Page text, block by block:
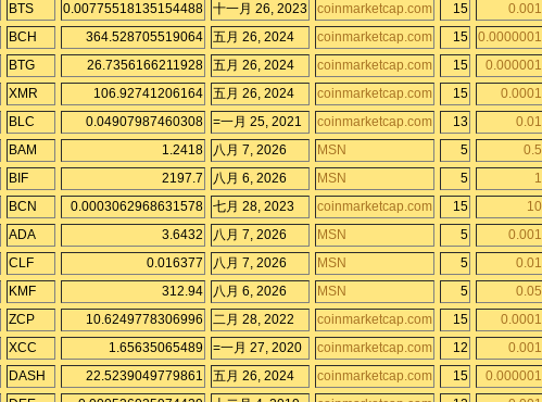
BTS 0.00775518135154488 十一月 26, 2023 coinmarketcap.com 15
0.001
BCH 364.528705519064 五月 26, 2024 coinmarketcap.com 15
0.0000001
BTG 26.7356166211928 五月 26, 2024 coinmarketcap.com 15
0.000001
XMR 106.92741206164 五月 26, 2024 coinmarketcap.com 15
0.0001
BLC 0.04907987460308 =一月 25, 2021 coinmarketcap.com 13
0.01
BAM 1.2418 八月 7, 2026 MSN 5
0.5
BIF 2197.7 八月 6, 2026 MSN 5
1
BCN 0.0003062968631578 七月 28, 2023 coinmarketcap.com 15
10
ADA 3.6432 八月 7, 2026 MSN 5
0.001
CLF 0.016377 八月 7, 2026 MSN 5
0.01
KMF 312.94 八月 6, 2026 MSN 5
0.05
ZCP 10.6249778306996 二月 28, 2022 coinmarketcap.com 15
0.0001
XCC 1.65635065489 =一月 27, 2020 coinmarketcap.com 12
0.001
DASH 22.5239049779861 五月 26, 2024 coinmarketcap.com 15
0.000001